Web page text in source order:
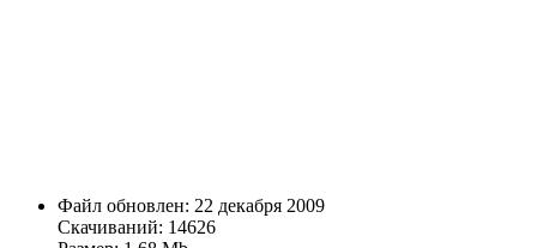
Файл обновлен: 22 декабря 2009
Скачиваний: 14626